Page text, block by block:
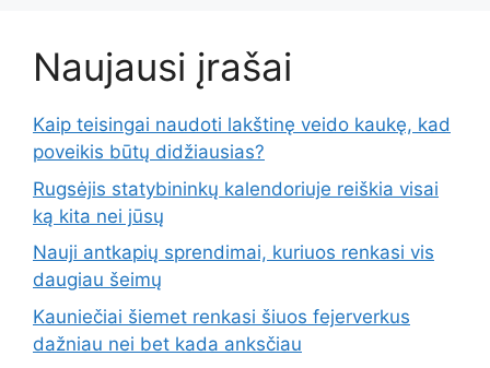
Naujausi įrašai
Kaip teisingai naudoti lakštinę veido kaukę, kad
poveikis būtų didžiausias?
Rugsėjis statybininkų kalendoriuje reiškia visai
ką kita nei jūsų
Nauji antkapių sprendimai, kuriuos renkasi vis
daugiau šeimų
Kauniečiai šiemet renkasi šiuos fejerverkus
dažniau nei bet kada anksčiau